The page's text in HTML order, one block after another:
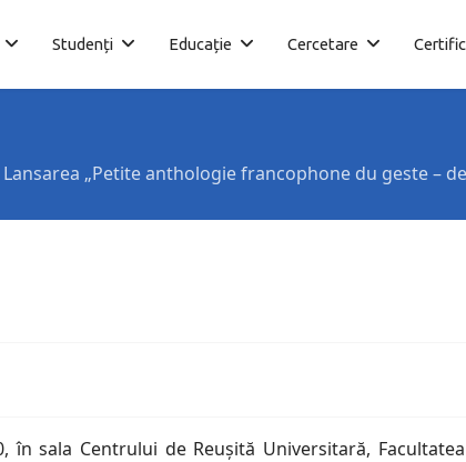
Studenți Educație Cercetare
Lansarea „Petite anthologie francophone du geste –
în sala Centrului de Reușită Universitară,